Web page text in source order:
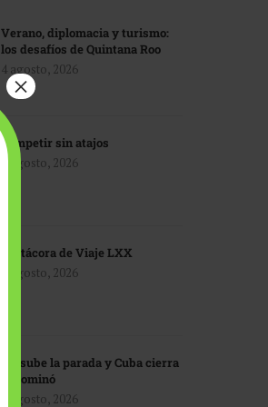
Verano, diplomacia y turismo:
los desafíos de Quintana Roo
4 agosto, 2026
Competir sin atajos
4 agosto, 2026
Bitácora de Viaje LXX
3 agosto, 2026
EU sube la parada y Cuba cierra
el dominó
3 agosto, 2026
×